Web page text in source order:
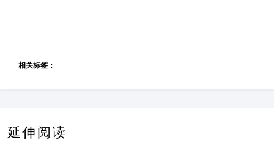
相关标签：
延伸阅读